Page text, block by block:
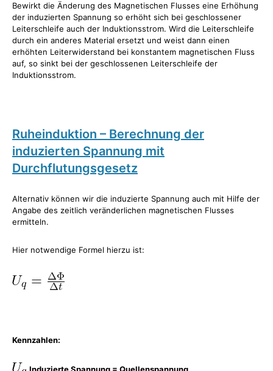
Bewirkt die Änderung des Magnetischen Flusses eine Erhöhung
der induzierten Spannung so erhöht sich bei geschlossener
Leiterschleife auch der Induktionsstrom. Wird die Leiterschleife
durch ein anderes Material ersetzt und weist dann einen
erhöhten Leiterwiderstand bei konstantem magnetischen Fluss
auf, so sinkt bei der geschlossenen Leiterschleife der
Induktionsstrom.
Ruheinduktion – Berechnung der
induzierten Spannung mit
Durchflutungsgesetz
Alternativ können wir die induzierte Spannung auch mit Hilfe der
Angabe des zeitlich veränderlichen magnetischen Flusses
ermitteln.
Hier notwendige Formel hierzu ist:
Kennzahlen: